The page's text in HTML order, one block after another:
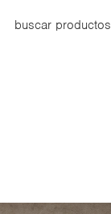
buscar productos